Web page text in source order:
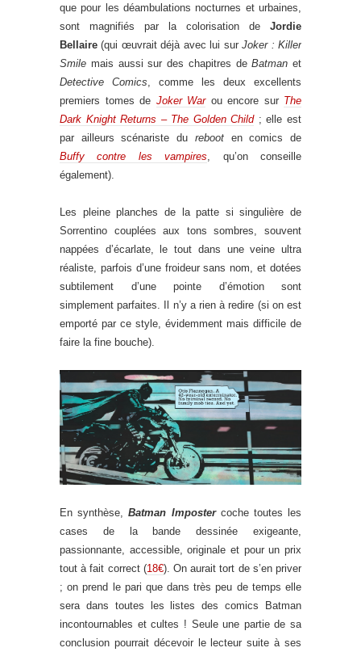
que pour les déambulations nocturnes et urbaines,
sont magnifiés par la colorisation de Jordie
Bellaire (qui œuvrait déjà avec lui surJoker : Killer
Smile mais aussi sur des chapitres deBatman et
Detective Comics , comme les deux excellents
premiers tomes de Joker Warou encore sur The
Dark Knight Returns – The Golden Child; elle est
par ailleurs scénariste du rebooten comics de
Buffy contre les vampires , qu’on conseille
également).
Les pleine planches de la patte si singulière de
Sorrentino couplées aux tons sombres, souvent
nappées d’écarlate, le tout dans une veine ultra
réaliste, parfois d’une froideur sans nom, et dotées
subtilement d’une pointe d’émotion sont
simplement parfaites. Il n’y a rien à redire (si on est
emporté par ce style, évidemment mais difficile de
faire la fine bouche).
En synthèse,Batman Impostercoche toutes les
cases de la bande dessinée exigeante,
passionnante, accessible, originale et pour un prix
tout à fait correct (18€). On aurait tort de s’en priver
; on prend le pari que dans très peu de temps elle
sera dans toutes les listes des comics Batman
incontournables et cultes ! Seule une partie de sa
conclusion pourrait décevoir le lecteur suite à ses